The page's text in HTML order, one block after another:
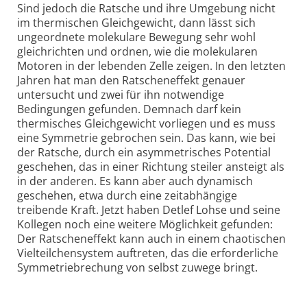
Sind jedoch die Ratsche und ihre Umgebung nicht
im thermischen Gleichgewicht, dann lässt sich
ungeordnete molekulare Bewegung sehr wohl
gleichrichten und ordnen, wie die molekularen
Motoren in der lebenden Zelle zeigen. In den letzten
Jahren hat man den Ratscheneffekt genauer
untersucht und zwei für ihn notwendige
Bedingungen gefunden. Demnach darf kein
thermisches Gleichgewicht vorliegen und es muss
eine Symmetrie gebrochen sein. Das kann, wie bei
der Ratsche, durch ein asymmetrisches Potential
geschehen, das in einer Richtung steiler ansteigt als
in der anderen. Es kann aber auch dynamisch
geschehen, etwa durch eine zeitabhängige
treibende Kraft. Jetzt haben Detlef Lohse und seine
Kollegen noch eine weitere Möglichkeit gefunden:
Der Ratscheneffekt kann auch in einem chaotischen
Vielteilchensystem auftreten, das die erforderliche
Symmetriebrechung von selbst zuwege bringt.